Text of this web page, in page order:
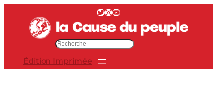
contenu
Twitter InstagramYouTube
Édition Imprimée